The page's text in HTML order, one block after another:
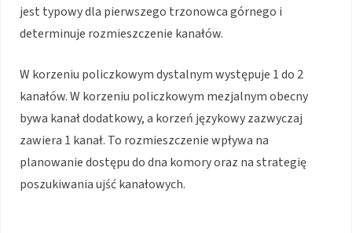
jest typowy dla pierwszego trzonowca górnego i
determinuje rozmieszczenie kanałów.
W korzeniu policzkowym dystalnym występuje 1 do 2
kanałów. W korzeniu policzkowym mezjalnym obecny
bywa kanał dodatkowy, a korzeń językowy zazwyczaj
zawiera 1 kanał. To rozmieszczenie wpływa na
planowanie dostępu do dna komory oraz na strategię
poszukiwania ujść kanałowych.